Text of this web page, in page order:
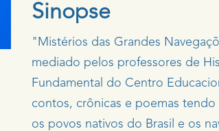
Sinopse
"Mistérios das Grandes
mediado pelos professores de
Fundamental do Centro
contos, crônicas e poemas
os povos nativos do Brasil e os